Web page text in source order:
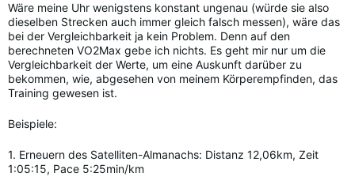
Wäre meine Uhr wenigstens konstant ungenau (würde sie also
dieselben Strecken auch immer gleich falsch messen), wäre das
bei der Vergleichbarkeit ja kein Problem. Denn auf den
berechneten VO2Max gebe ich nichts. Es geht mir nur um die
Vergleichbarkeit der Werte, um eine Auskunft darüber zu
bekommen, wie, abgesehen von meinem Körperempfinden, das
Training gewesen ist.
Beispiele:
1. Erneuern des Satelliten-Almanachs: Distanz 12,06km, Zeit
1:05:15, Pace 5:25min/km